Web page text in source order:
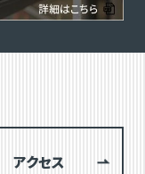
アクセス